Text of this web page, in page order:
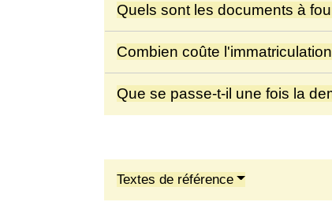
Quels sont les documents à
Combien coûte
Que se passe-t-il une fois la
Textes de référence